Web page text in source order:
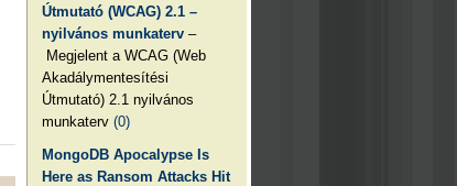
Útmutató (WCAG) 2.1 –
nyilvános munkaterv –
Megjelent a WCAG (Web
Akadálymentesítési
Útmutató) 2.1 nyilvános
munkaterv(0)
MongoDB Apocalypse Is
Here as Ransom Attacks Hit